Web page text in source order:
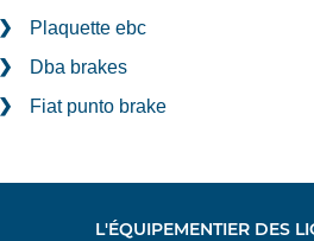
Plaquette ebc
Dba brakes
Fiat punto brake
L'ÉQUIPEMENTIER DES